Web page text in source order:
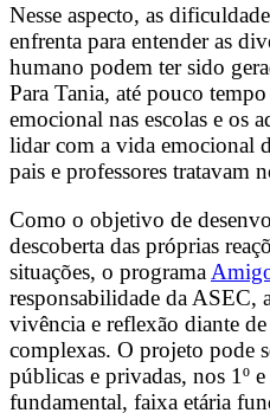
Nesse aspecto, as
enfrenta para entender as
humano podem ter sido
Para Tania, até pouco
emocional nas escolas e os
lidar com a vida emocional
pais e professores tratavam
Como o objetivo de
descoberta das próprias
situações, o programa
responsabilidade da ASEC,
vivência e reflexão diante
complexas. O projeto pode
públicas e privadas, nos 1º
fundamental, faixa etária